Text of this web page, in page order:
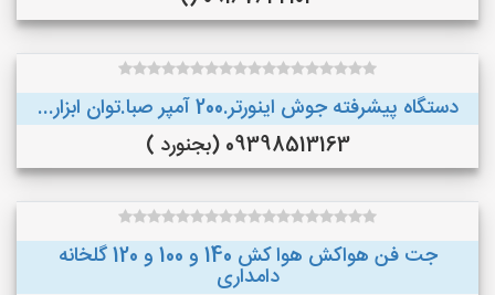
دستگاه پیشرفته جوش اینورتر.200 آمپر صبا.توان ابزار...
09398513163 (بجنورد )
جت فن هواکش هوا کش 140 و 100 و 120 گلخانه
دامداری